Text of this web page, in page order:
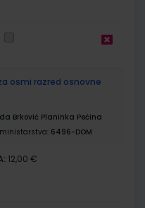
osmi razred osnovne
Brković Planinka Pećina
6496-DOM
12,00 €